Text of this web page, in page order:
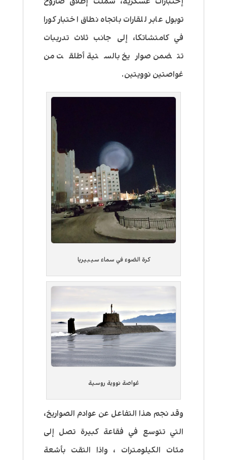
توبول عابر للقارات باتجاه نطاق اختبار كورا
في كامتشاتكا، إلى جانب ثلاث تدريبات
تتضمن صواريخ بالستية أطلقت من
غواصتين نوويتين.
كرة الضوء في سماء سيبيريا
غواصة نووية روسية
وقد نجم هذا التفاعل عن عوادم الصواريخ،
التي تتوسع في فقاعة كبيرة تصل إلى
مئات الكيلومترات ، واذا التقت بأشعة